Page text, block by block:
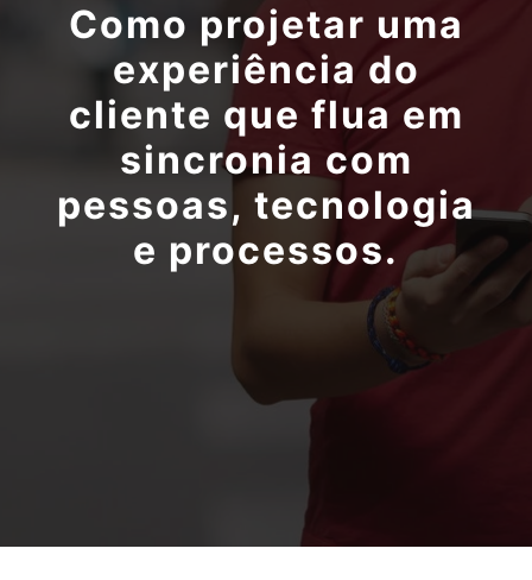
Como projetar uma
experiência do
cliente que flua em
sincronia com
pessoas, tecnologia
e processos.